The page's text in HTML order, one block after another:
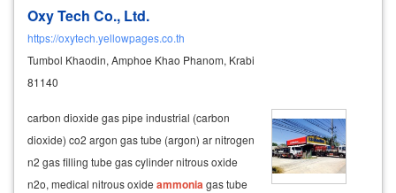
Oxy Tech Co., Ltd.
https://oxytech.yellowpages.co.th
Tumbol Khaodin, Amphoe Khao Phanom, Krabi
81140
carbon dioxide gas pipe industrial (carbon
dioxide) co2 argon gas tube (argon) ar nitrogen
n2 gas filling tube gas cylinder nitrous oxide
n2o, medical nitrous oxide ammonia gas tube